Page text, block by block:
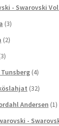
- Swarovski
(3)
(2)
(4)
(32)
Andersen (1)
-